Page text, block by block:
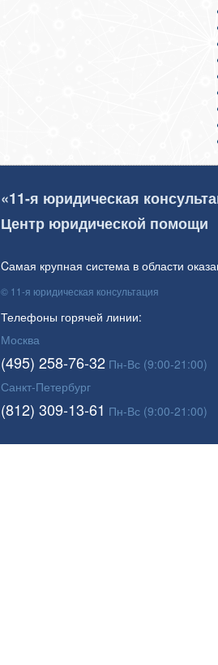
«11-я юридическая
Центр юридической помощи
Cамая крупная система в области
© 11-я юридическая консультация
Телефоны горячей линии:
Москва
(495) 258-76-32 Пн-Вс (9:00-21:00)
Санкт-Петербург
(812) 309-13-61 Пн-Вс (9:00-21:00)